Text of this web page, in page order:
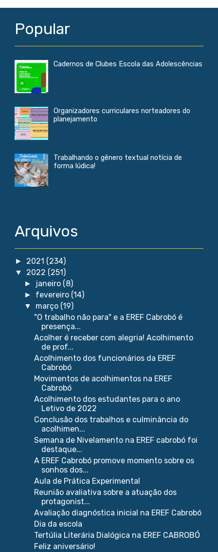
Popular
Cadernos de Clubes Escola das Adolescências
Organizadores curriculares norteadores do
planejamento
Trabalhando o gênero textual notícia de
forma lúdica!
Arquivos
► 2021 (234)
▼ 2022 (251)
► janeiro (8)
► fevereiro (14)
▼ março (19)
"O trabalho não para" e a EREF Cabrobó é
presença...
Acolher é receber com alegria! Acolhimento
de prof...
Acolhimento dos funcionários da EREF
Cabrobó
Movimentos de acolhimentos na EREF
Cabrobó
Acolhimento dos estudantes para o ano
Letivo de 2022
Conclusão dos trabalhos e culminância do
acolhimen...
Semana de Nivelamento na EREF cabrobó foi
destaque...
A EREF Cabrobó promove momento sobre os
sonhos dos...
Aula de Prática Experimental
Reunião avaliativa sobre a atuação dos
protagonist...
Avaliação diagnóstica inicial na EREF Cabrobó
Dia da escola
Tertúlia Literária Dialógica na EREF CABROBÓ
Feliz aniversário!